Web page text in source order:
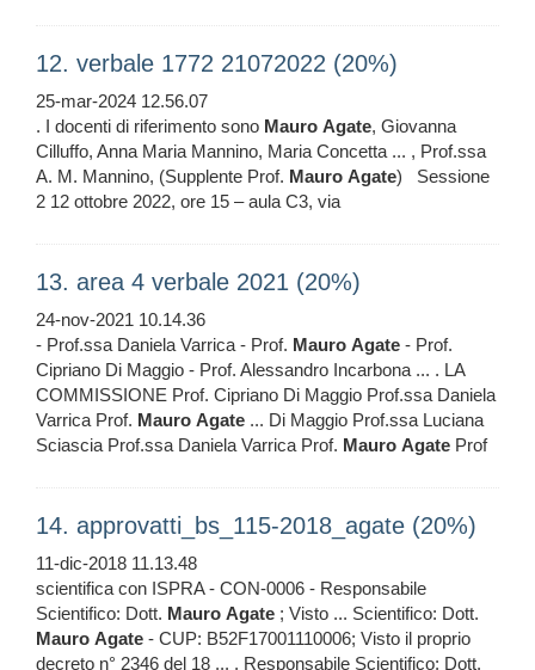
12. verbale 1772 21072022 (20%)
25-mar-2024 12.56.07
. I docenti di riferimento sono Mauro Agate, Giovanna
Cilluffo, Anna Maria Mannino, Maria Concetta ... , Prof.ssa
A. M. Mannino, (Supplente Prof. Mauro Agate) Sessione
2 12 ottobre 2022, ore 15 – aula C3, via
13. area 4 verbale 2021 (20%)
24-nov-2021 10.14.36
- Prof.ssa Daniela Varrica - Prof. Mauro Agate - Prof.
Cipriano Di Maggio - Prof. Alessandro Incarbona ... . LA
COMMISSIONE Prof. Cipriano Di Maggio Prof.ssa Daniela
Varrica Prof. Mauro Agate ... Di Maggio Prof.ssa Luciana
Sciascia Prof.ssa Daniela Varrica Prof. Mauro Agate Prof
14. approvatti_bs_115-2018_agate (20%)
11-dic-2018 11.13.48
scientifica con ISPRA - CON-0006 - Responsabile
Scientifico: Dott. Mauro Agate ; Visto ... Scientifico: Dott.
Mauro Agate - CUP: B52F17001110006; Visto il proprio
decreto n° 2346 del 18 ... , Responsabile Scientifico: Dott.